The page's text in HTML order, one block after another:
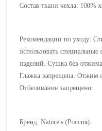
Состав ткани чехла: 100%
Рекомендации по уходу:
использовать специальные
изделий. Сушка без
Глажка запрещена. Отжим
Отбеливание запрещено.
Бренд: Nature's (Россия).